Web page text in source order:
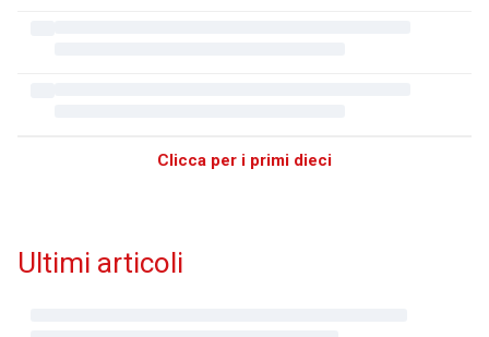
Clicca per i primi dieci
Ultimi articoli